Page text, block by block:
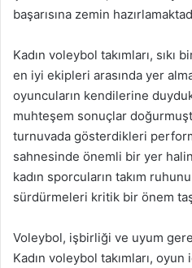
başarısına zemin
Kadın voleybol takımları, sıkı
en iyi ekipleri arasında yer
oyuncuların kendilerine
muhteşem sonuçlar
turnuvada gösterdikleri
sahnesinde önemli bir yer
kadın sporcuların takım ruhunu
sürdürmeleri kritik bir önem
Voleybol, işbirliği ve uyum
Kadın voleybol takımları,